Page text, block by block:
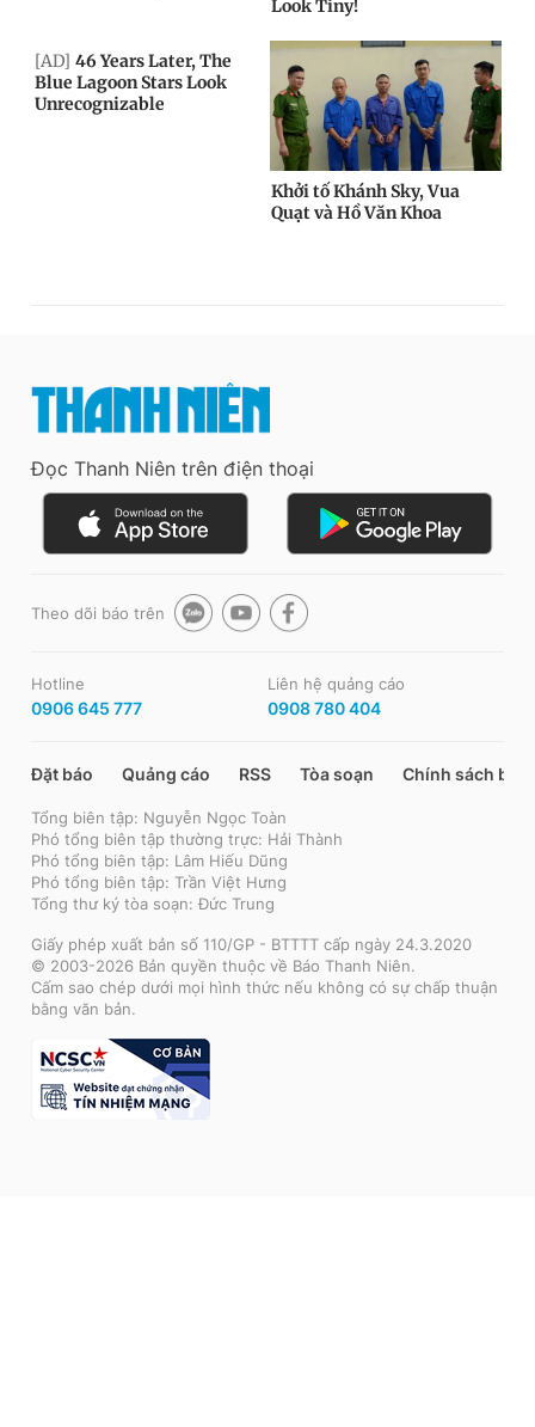
Đọc Thanh Niên trên điện thoại
Theo dõi báo trên
Hotline
0906 645 777
Liên hệ quảng cáo
0908 780 404
Đặt báo Quảng cáo RSS Tòa soạn Chính sách bảo
Tổng biên tập: Nguyễn Ngọc Toàn
Phó tổng biên tập thường trực: Hải Thành
Phó tổng biên tập: Lâm Hiếu Dũng
Phó tổng biên tập: Trần Việt Hưng
Tổng thư ký tòa soạn: Đức Trung
Giấy phép xuất bản số 110/GP - BTTTT cấp ngày 24.3.2020
© 2003-2026 Bản quyền thuộc về Báo Thanh Niên.
Cấm sao chép dưới mọi hình thức nếu không có sự chấp thuận
bằng văn bản.